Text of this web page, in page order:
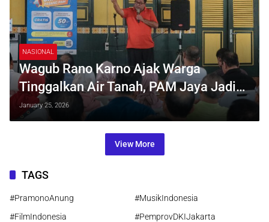
NASIONAL
Wagub Rano Karno Ajak Warga
Tinggalkan Air Tanah, PAM Jaya Jadi
Solusi Air Bersih Jakarta
January 25, 2026
View More
TAGS
#PramonoAnung
#MusikIndonesia
#FilmIndonesia
#PemprovDKIJakarta